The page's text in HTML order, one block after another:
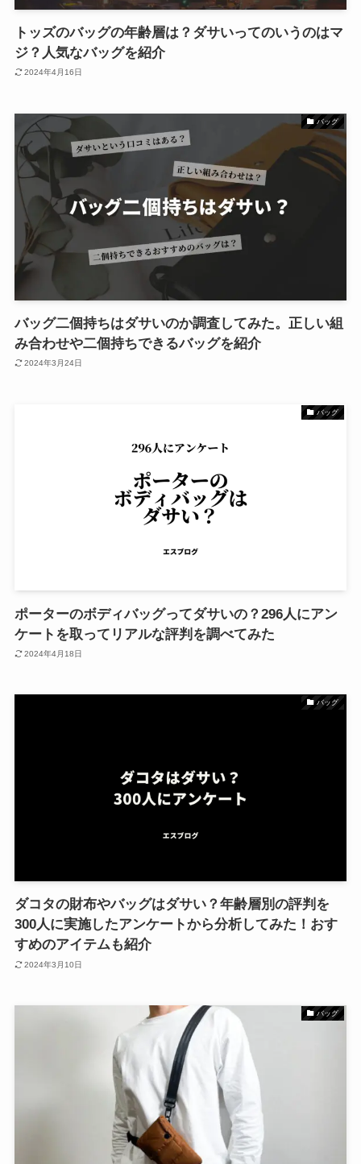
トッズのバッグの年齢層は？ダサいってのいうのはマ
ジ？人気なバッグを紹介
2024年4月16日
バッグ
バッグ二個持ちはダサいのか調査してみた。正しい組
み合わせや二個持ちできるバッグを紹介
2024年3月24日
バッグ
ポーターのボディバッグってダサいの？296人にアン
ケートを取ってリアルな評判を調べてみた
2024年4月18日
バッグ
ダコタの財布やバッグはダサい？年齢層別の評判を
300人に実施したアンケートから分析してみた！おす
すめのアイテムも紹介
2024年3月10日
バッグ